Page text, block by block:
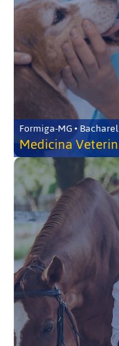
Formiga-MG •
Medicina